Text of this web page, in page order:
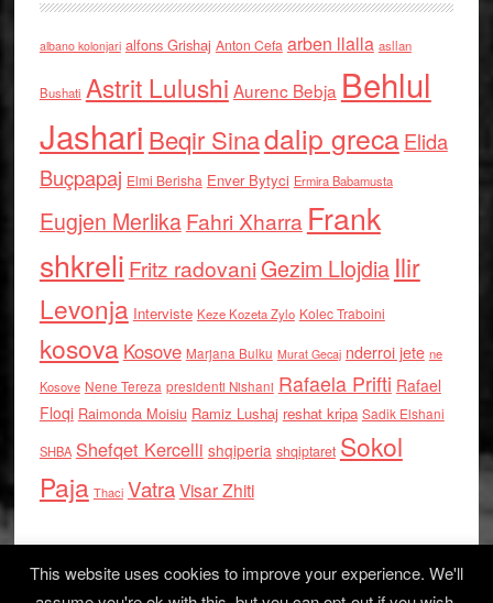
albano kolonjari alfons Grishaj Anton Cefa arben llalla asllan
Bushati Astrit Lulushi Aurenc Bebja Behlul
Jashari Beqir Sinadalip grecaElida
Buçpapaj Elmi Berisha Enver Bytyci Ermira Babamusta
Eugjen MerlikaFahri Xharra Frank
shkreli Fritz radovaniGezim Llojdia Ilir
Levonja Interviste Keze Kozeta Zylo Kolec Traboini
kosova Kosove Marjana Bulku Murat Gecaj nderroi jete ne
Kosove Nene Tereza presidenti Nishani Rafaela Prifti Rafael
Floqi Raimonda Moisiu Ramiz Lushaj reshat kripa Sadik Elshani
SHBA Shefqet Kercelli shqiperia shqiptaret Sokol
Paja Thaci VatraVisar Zhiti
This website uses cookies to improve your experience. We'll